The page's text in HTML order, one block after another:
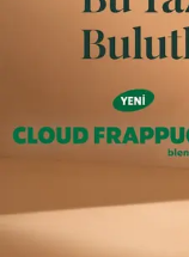
müziği ve açık
altında sunuyor.